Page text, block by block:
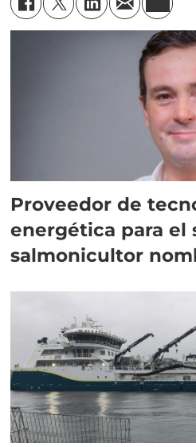
Proveedor de
energética para el
salmonicultor